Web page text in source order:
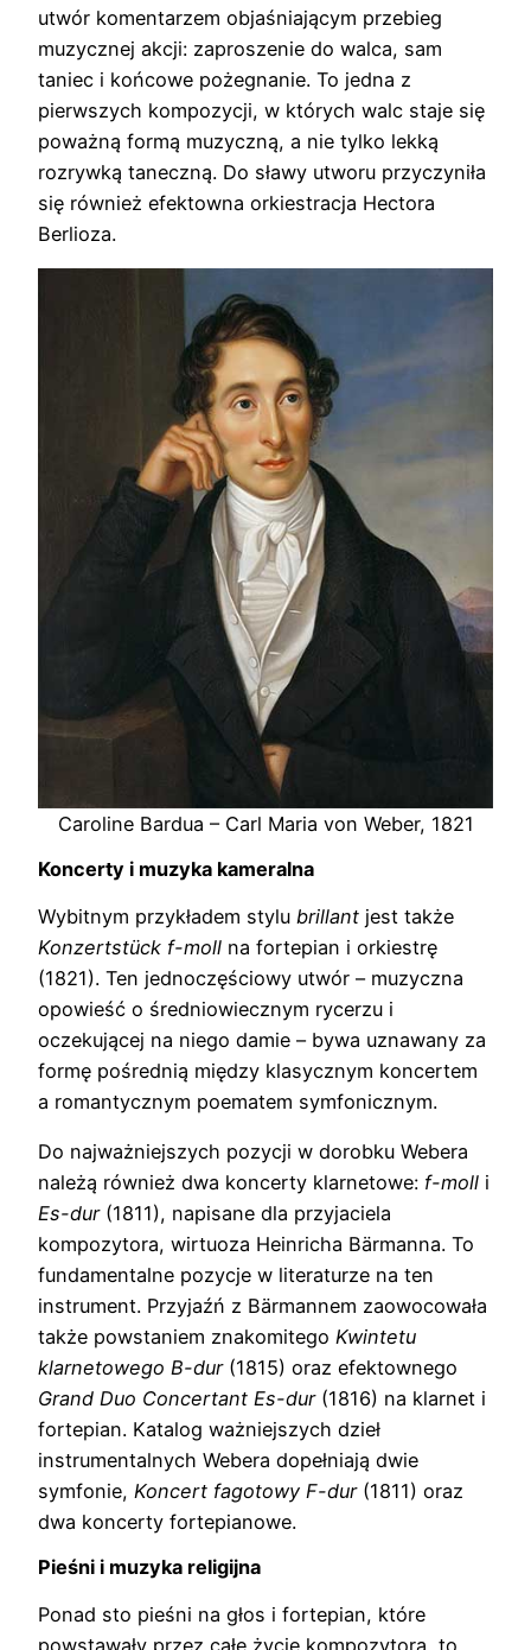
utwór komentarzem objaśniającym przebieg
muzycznej akcji: zaproszenie do walca, sam
taniec i końcowe pożegnanie. To jedna z
pierwszych kompozycji, w których walc staje się
poważną formą muzyczną, a nie tylko lekką
rozrywką taneczną. Do sławy utworu przyczyniła
się również efektowna orkiestracja Hectora
Berlioza.
Caroline Bardua – Carl Maria von Weber, 1821
Koncerty i muzyka kameralna
Wybitnym przykładem stylu brillant jest także
Konzertstück f-moll na fortepian i orkiestrę
(1821). Ten jednoczęściowy utwór – muzyczna
opowieść o średniowiecznym rycerzu i
oczekującej na niego damie – bywa uznawany za
formę pośrednią między klasycznym koncertem
a romantycznym poematem symfonicznym.
Do najważniejszych pozycji w dorobku Webera
należą również dwa koncerty klarnetowe: f-moll i
Es-dur (1811), napisane dla przyjaciela
kompozytora, wirtuoza Heinricha Bärmanna. To
fundamentalne pozycje w literaturze na ten
instrument. Przyjaźń z Bärmannem zaowocowała
także powstaniem znakomitego Kwintetu
klarnetowego B-dur(1815) oraz efektownego
Grand Duo Concertant Es-dur(1816) na klarnet i
fortepian. Katalog ważniejszych dzieł
instrumentalnych Webera dopełniają dwie
symfonie, Koncert fagotowy F-dur(1811) oraz
dwa koncerty fortepianowe.
Pieśni i muzyka religijna
Ponad sto pieśni na głos i fortepian, które
powstawały przez całe życie kompozytora, to